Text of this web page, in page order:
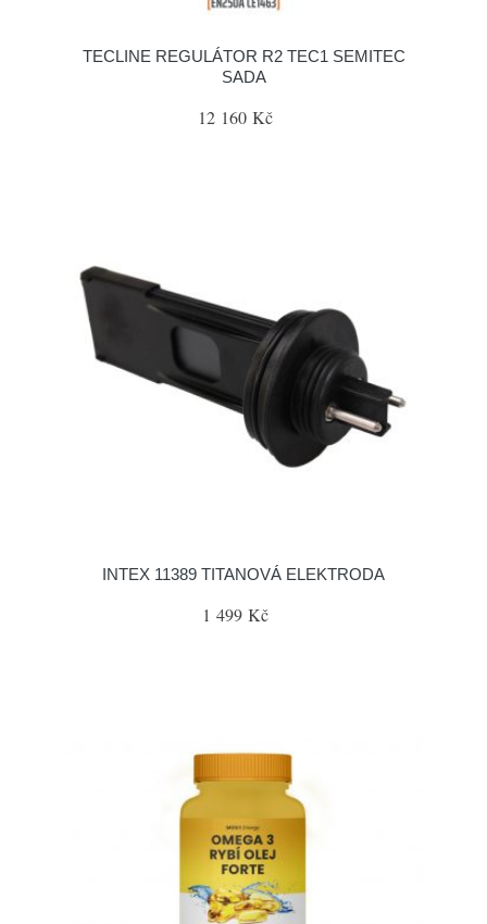
TECLINE REGULÁTOR R2 TEC1 SEMITEC
SADA
12 160 Kč
INTEX 11389 TITANOVÁ ELEKTRODA
1 499 Kč